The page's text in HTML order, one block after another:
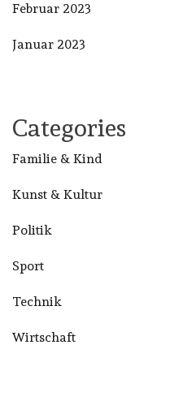
Februar 2023
Januar 2023
Categories
Familie & Kind
Kunst & Kultur
Politik
Sport
Technik
Wirtschaft